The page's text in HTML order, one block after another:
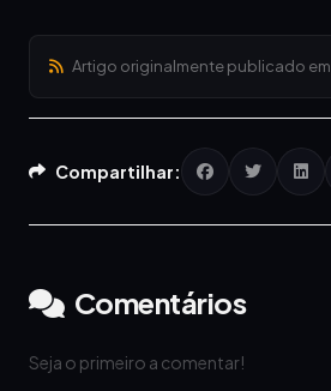
Artigo originalmente publicado em
Compartilhar:
Comentários
Seja o primeiro a comentar!